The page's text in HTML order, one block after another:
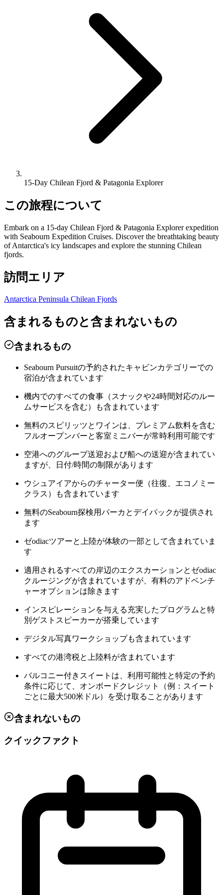
15-Day Chilean Fjord & Patagonia Explorer
この旅程について
Embark on a 15-day Chilean Fjord & Patagonia Explorer expedition
with Seabourn Expedition Cruises. Discover the breathtaking beauty
of Antarctica's icy landscapes and explore the stunning Chilean
fjords.
訪問エリア
Antarctica Peninsula Chilean Fjords
含まれるものと含まれないもの
含まれるもの
Seabourn Pursuitの予約されたキャビンカテゴリーでの
宿泊が含まれています
機内でのすべての食事（スナックや24時間対応のルー
ムサービスを含む）も含まれています
無料のスピリッツとワインは、プレミアム飲料を含む
フルオープンバーと客室ミニバーが常時利用可能です
空港へのグループ送迎および船への送迎が含まれてい
ますが、日付/時間の制限があります
ウシュアイアからのチャーター便（往復、エコノミー
クラス）も含まれています
無料のSeabourn探検用パーカとデイパックが提供され
ます
ゼodiacツアーと上陸が体験の一部として含まれていま
す
適用されるすべての岸辺のエクスカーションとゼodiac
クルージングが含まれていますが、有料のアドベンチ
ャーオプションは除きます
インスピレーションを与える充実したプログラムと特
別ゲストスピーカーが搭乗しています
デジタル写真ワークショップも含まれています
すべての港湾税と上陸料が含まれています
バルコニー付きスイートは、利用可能性と特定の予約
条件に応じて、オンボードクレジット（例：スイート
ごとに最大500米ドル）を受け取ることがあります
含まれないもの
クイックファクト